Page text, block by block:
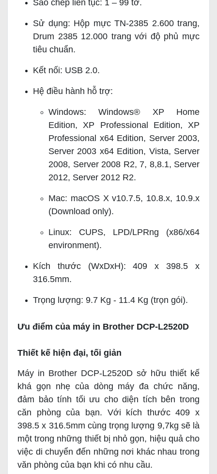
Sao chép liên tục: 1 – 99 tờ.
Sử dụng: Hộp mực TN-2385 2.600 trang,
Drum 2385 12.000 trang với độ phủ mực
tiêu chuẩn.
Kết nối: USB 2.0.
Hệ điều hành hỗ trợ:
Windows: Windows® XP Home
Edition, XP Professional Edition, XP
Professional x64 Edition, Server 2003,
Server 2003 x64 Edition, Vista, Server
2008, Server 2008 R2, 7, 8,8.1, Server
2012, Server 2012 R2.
Mac: macOS X v10.7.5, 10.8.x, 10.9.x
(Download only).
Linux: CUPS, LPD/LPRng (x86/x64
environment).
Kích thước (WxDxH): 409 x 398.5 x
316.5mm.
Trọng lượng: 9.7 Kg - 11.4 Kg (trọn gói).
Ưu điểm của máy in Brother DCP-L2520D
Thiết kế hiện đại, tối giản
Máy in Brother DCP-L2520D sở hữu thiết kế
khá gọn nhẹ của dòng máy đa chức năng,
đảm bảo tính tối ưu cho diện tích bên trong
căn phòng của bạn. Với kích thước 409 x
398.5 x 316.5mm cùng trọng lượng 9,7kg sẽ là
một trong những thiết bị nhỏ gọn, hiệu quả cho
việc di chuyển đến những nơi khác nhau trong
văn phòng của bạn khi có nhu cầu.